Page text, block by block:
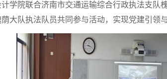
计学院联合济南市交通运输综合行政执法支队
大队执法队员共同参与活动，实现党建引领